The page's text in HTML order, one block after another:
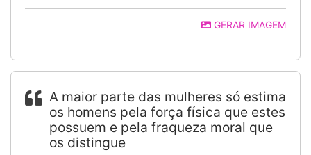
GERAR IMAGEM
A maior parte das mulheres só estima
os homens pela força física que estes
possuem e pela fraqueza moral que
os distingue